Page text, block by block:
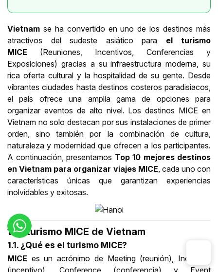
Vietnam se ha convertido en uno de los destinos más
atractivos del sudeste asiático para el turismo
MICE (Reuniones, Incentivos, Conferencias y
Exposiciones) gracias a su infraestructura moderna, su
rica oferta cultural y la hospitalidad de su gente. Desde
vibrantes ciudades hasta destinos costeros paradisiacos,
el país ofrece una amplia gama de opciones para
organizar eventos de alto nivel. Los destinos MICE en
Vietnam no solo destacan por sus instalaciones de primer
orden, sino también por la combinación de cultura,
naturaleza y modernidad que ofrecen a los participantes.
A continuación, presentamos Top 10 mejores destinos
en Vietnam para organizar viajes MICE, cada uno con
características únicas que garantizan experiencias
inolvidables y exitosas.
1. El turismo MICE de Vietnam
1.1. ¿Qué es el turismo MICE?
MICE es un acrónimo de Meeting (reunión), Incentive